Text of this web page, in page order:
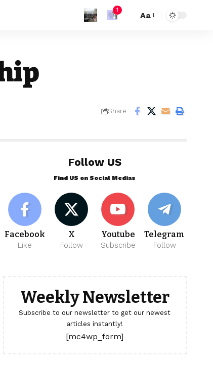
1
Aa
Share
Follow US
Find US on Social Medias
Facebook
Like
X
Follow
Youtube
Subscribe
Telegram
Follow
Weekly Newsletter
Subscribe to our newsletter to get our newest
articles instantly!
[mc4wp_form]